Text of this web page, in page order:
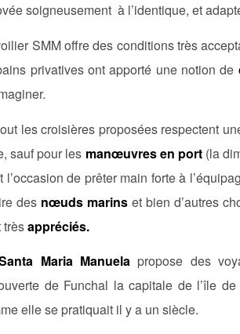
soigneusement à l’identique, et
SMM offre des conditions très
privatives ont apporté une notion de
les croisières proposées respectent
sauf pour les manœuvres en port(la
l’occasion de prêter main forte à
desnœuds marinset bien d’autres
trèsappréciés.
Maria Manuela propose des
de Funchal la capitale de l’île de
elle se pratiquait il y a un siècle.